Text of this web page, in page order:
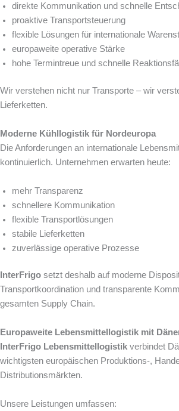
direkte Kommunikation und schnelle
proaktive Transportsteuerung
flexible Lösungen für internationale
europaweite operative Stärke
hohe Termintreue und schnelle
Wir verstehen nicht nur Transporte – wir
Lieferketten.
Moderne Kühllogistik für Nordeuropa
Die Anforderungen an internationale
kontinuierlich. Unternehmen erwarten heute:
mehr Transparenz
schnellere Kommunikation
flexible Transportlösungen
stabile Lieferketten
zuverlässige operative Prozesse
InterFrigo setzt deshalb auf moderne
Transportkoordination und transparente
gesamten Supply Chain.
Europaweite Lebensmittellogistik mit
InterFrigo Lebensmittellogistik verbindet
wichtigsten europäischen Produktions-,
Distributionsmärkten.
Unsere Leistungen umfassen: